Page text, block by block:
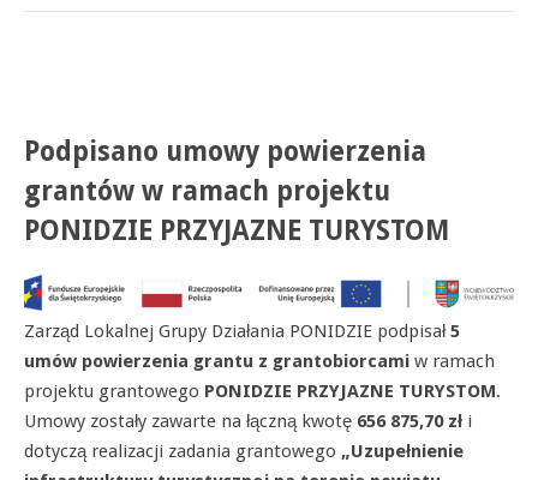
Podpisano umowy powierzenia
grantów w ramach projektu
PONIDZIE PRZYJAZNE TURYSTOM
Zarząd Lokalnej Grupy Działania PONIDZIE podpisał5
umów powierzenia grantu z grantobiorcami w ramach
projektu grantowego PONIDZIE PRZYJAZNE TURYSTOM.
Umowy zostały zawarte na łączną kwotę 656 875,70 zł i
dotyczą realizacji zadania grantowego „Uzupełnienie